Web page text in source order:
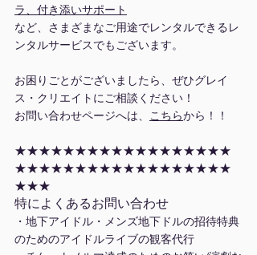
ラ、付き添いサポート
など、さまざまなご用途でレンタルできるレ
ンタルサービスでもございます。
お困りごとがございましたら、ぜひグレイ
ス・クリエイトにご相談ください！
お問い合わせページへは、 こちらから！！
★★★★★★★★★★★★★★★★★★
★★★★★★★★★★★★★★★★★★
★★★
特によくあるお問い合わせ
・地下アイドル・メンズ地下ドルの招待特典
のためのアイドルライブの観客代行